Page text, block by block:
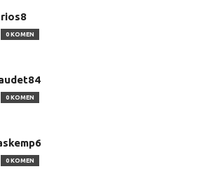
0 KOMEN
0 KOMEN
0 KOMEN